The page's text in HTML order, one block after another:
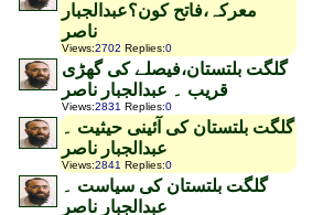
معرکہ،فاتح کون؟عبدالجبار
ناصر
Views:2702 Replies:0
گلگت بلتستان،فیصلے کی گھڑی
قریب ۔ عبدالجبار ناصر
Views:2831 Replies:0
گلگت بلتستان کی آئینی حیثیت ۔
عبدالجبار ناصر
Views:2841 Replies:0
گلگت بلتستان کی سیاست ۔
عبدالجبار ناصر